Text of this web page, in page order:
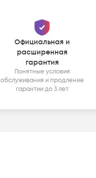
Официальная и
расширенная
гарантия
Понятные условия
обслуживания и продление
гарантии до 3 лет